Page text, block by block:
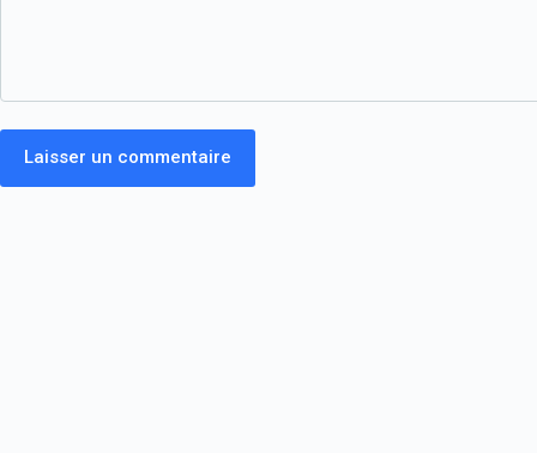
Laisser un commentaire